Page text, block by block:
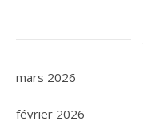
mars 2026
février 2026